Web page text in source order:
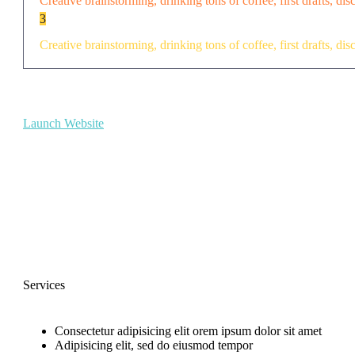
3
Creative brainstorming, drinking tons of coffee, first drafts,
Launch Website
Services
Consectetur adipisicing elit orem ipsum dolor sit amet
Adipisicing elit, sed do eiusmod tempor